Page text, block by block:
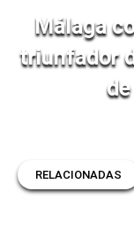
Málaga
triunfador
RELACIONADAS